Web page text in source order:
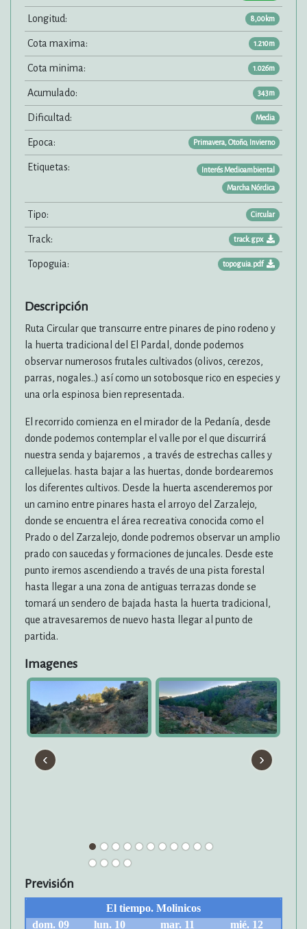
Longitud: 8,00km
Cota maxima: 1.210m
Cota minima: 1.026m
Acumulado: 343m
Dificultad: Media
Epoca: Primavera, Otoño, Invierno
Etiquetas: Interés Medioambiental
Marcha Nórdica
Tipo: Circular
Track: track.gpx
Topoguia: topoguia.pdf
Descripción
Ruta Circular que transcurre entre pinares de pino rodeno y
la huerta tradicional del El Pardal, donde podemos
observar numerosos frutales cultivados (olivos, cerezos,
parras, nogales..) así como un sotobosque rico en especies y
una orla espinosa bien representada.
El recorrido comienza en el mirador de la Pedanía, desde
donde podemos contemplar el valle por el que discurrirá
nuestra senda y bajaremos , a través de estrechas calles y
callejuelas. hasta bajar a las huertas, donde bordearemos
los diferentes cultivos. Desde la huerta ascenderemos por
un camino entre pinares hasta el arroyo del Zarzalejo,
donde se encuentra el área recreativa conocida como el
Prado o del Zarzalejo, donde podremos observar un amplio
prado con saucedas y formaciones de juncales. Desde este
punto iremos ascendiendo a través de una pista forestal
hasta llegar a una zona de antiguas terrazas donde se
tomará un sendero de bajada hasta la huerta tradicional,
que atravesaremos de nuevo hasta llegar al punto de
partida.
Imagenes
‹ ›
Previsión